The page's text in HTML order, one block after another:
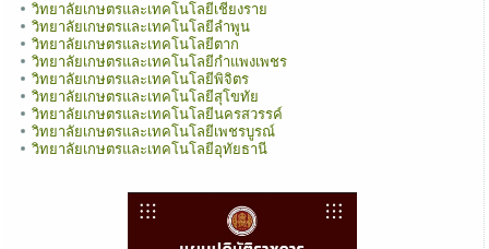
วิทยาลัยเกษตรและเทคโนโลยีเชียงราย
วิทยาลัยเกษตรและเทคโนโลยีลำพูน
วิทยาลัยเกษตรและเทคโนโลยีตาก
วิทยาลัยเกษตรและเทคโนโลยีกำแพงเพชร
วิทยาลัยเกษตรและเทคโนโลยีพิจิตร
วิทยาลัยเกษตรและเทคโนโลยีสุโขทัย
วิทยาลัยเกษตรและเทคโนโลยีนครสวรรค์
วิทยาลัยเกษตรและเทคโนโลยีเพชรบูรณ์
วิทยาลัยเกษตรและเทคโนโลยีอุทัยธานี